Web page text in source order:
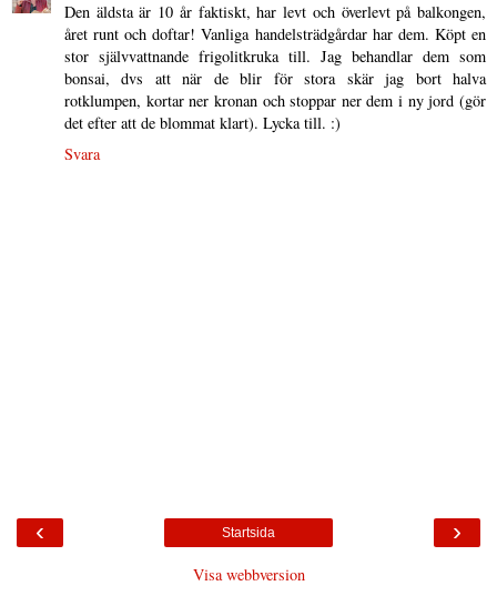
Den äldsta är 10 år faktiskt, har levt och överlevt på balkongen,
året runt och doftar! Vanliga handelsträdgårdar har dem. Köpt en
stor självvattnande frigolitkruka till. Jag behandlar dem som
bonsai, dvs att när de blir för stora skär jag bort halva
rotklumpen, kortar ner kronan och stoppar ner dem i ny jord (gör
det efter att de blommat klart). Lycka till. :)
Svara
‹ ›
Startsida
Visa webbversion